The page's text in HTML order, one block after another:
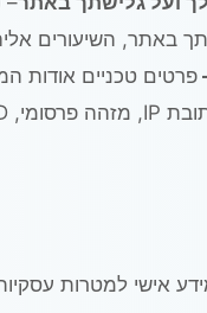
באתר, השיעורים
פרטים טכניים אודות
אישי למטרות עסקיות